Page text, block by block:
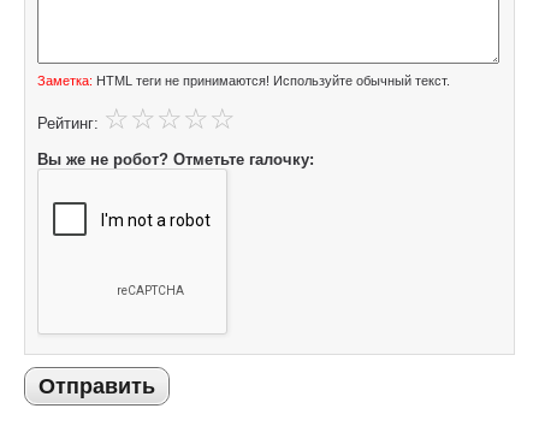
Заметка: HTML теги не принимаются! Используйте обычный текст.
Рейтинг:
Вы же не робот? Отметьте галочку:
Отправить